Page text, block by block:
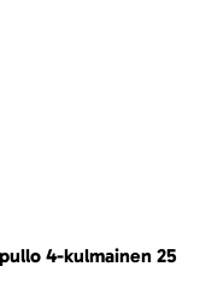
4-kulmainen 25